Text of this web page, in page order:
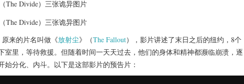
原来的片名叫做《放射尘》（The Fallout），影片讲述了末日之后的纽约，8个
室里，等待救援。但随着时间一天天过去，他们的身体和精神都濒临崩溃，逐
始分化、内斗。以下是这部影片的预告片：